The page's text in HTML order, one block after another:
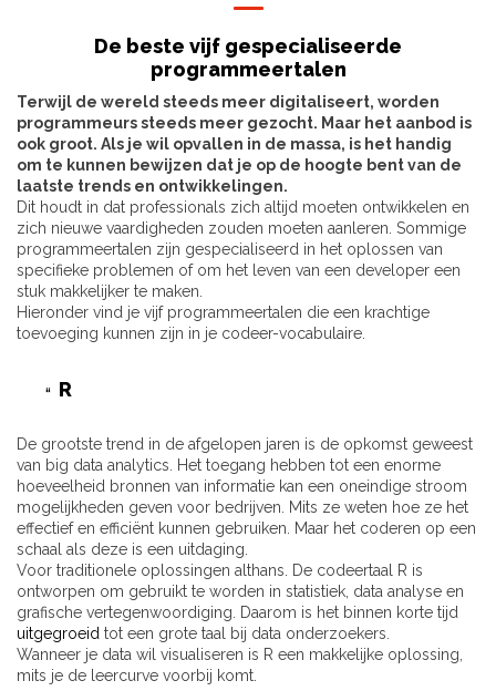
De beste vijf gespecialiseerde
programmeertalen
Terwijl de wereld steeds meer digitaliseert, worden
programmeurs steeds meer gezocht. Maar het aanbod is
ook groot. Als je wil opvallen in de massa, is het handig
om te kunnen bewijzen dat je op de hoogte bent van de
laatste trends en ontwikkelingen.
Dit houdt in dat professionals zich altijd moeten ontwikkelen en
zich nieuwe vaardigheden zouden moeten aanleren. Sommige
programmeertalen zijn gespecialiseerd in het oplossen van
specifieke problemen of om het leven van een developer een
stuk makkelijker te maken.
Hieronder vind je vijf programmeertalen die een krachtige
toevoeging kunnen zijn in je codeer-vocabulaire.
R
De grootste trend in de afgelopen jaren is de opkomst geweest
van big data analytics. Het toegang hebben tot een enorme
hoeveelheid bronnen van informatie kan een oneindige stroom
mogelijkheden geven voor bedrijven. Mits ze weten hoe ze het
effectief en efficiënt kunnen gebruiken. Maar het coderen op een
schaal als deze is een uitdaging.
Voor traditionele oplossingen althans. De codeertaal R is
ontworpen om gebruikt te worden in statistiek, data analyse en
grafische vertegenwoordiging. Daarom is het binnen korte tijd
uitgegroeid tot een grote taal bij data onderzoekers.
Wanneer je data wil visualiseren is R een makkelijke oplossing,
mits je de leercurve voorbij komt.